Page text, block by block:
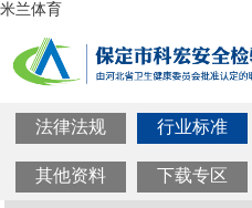
米兰体育
法律法规 行业标准
其他资料 下载专区